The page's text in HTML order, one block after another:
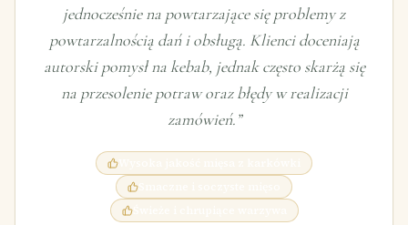
jednocześnie na powtarzające się problemy z
powtarzalnością dań i obsługą. Klienci doceniają
autorski pomysł na kebab, jednak często skarżą się
na przesolenie potraw oraz błędy w realizacji
zamówień.”
Świeże i chrupiące warzywa